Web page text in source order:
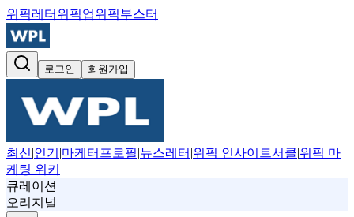
위픽레터 위픽업위픽부스터
로그인 회원가입
최신|인기 |마케터프로필|뉴스레터 |위픽 인사이트서클|위픽 마
케팅 위키
큐레이션
오리지널